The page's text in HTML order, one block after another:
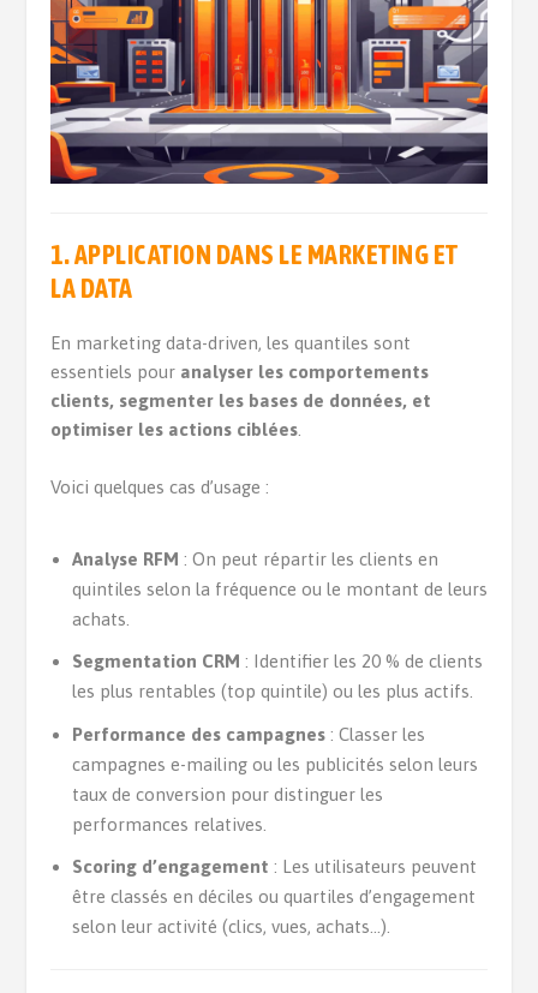
1. APPLICATION DANS LE MARKETING ET
LA DATA
En marketing data-driven, les quantiles sont
essentiels pour analyser les comportements
clients, segmenter les bases de données, et
optimiser les actions ciblées
Voici quelques cas d’usage :
Analyse RFM : On peut répartir les clients en
quintiles selon la fréquence ou le montant de leurs
achats.
Segmentation CRM : Identifier les 20 % de clients
les plus rentables (top quintile) ou les plus actifs.
Performance des campagnes: Classer les
campagnes e-mailing ou les publicités selon leurs
taux de conversion pour distinguer les
performances relatives.
Scoring d’engagement : Les utilisateurs peuvent
être classés en déciles ou quartiles d’engagement
selon leur activité (clics, vues, achats…).